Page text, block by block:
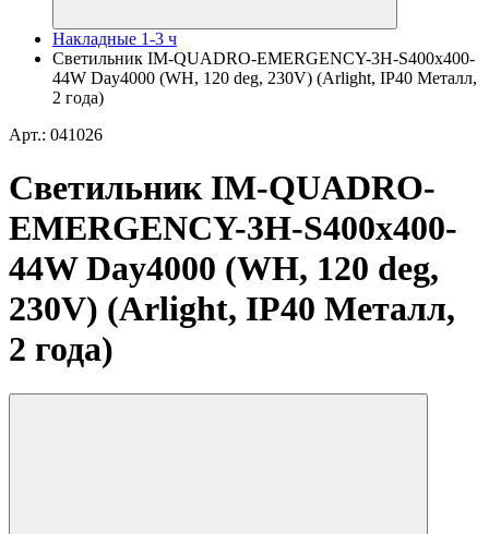
Накладные 1-3 ч
Светильник IM-QUADRO-EMERGENCY-3H-S400x400-
44W Day4000 (WH, 120 deg, 230V) (Arlight, IP40 Металл,
2 года)
Арт.: 041026
Светильник IM-QUADRO-
EMERGENCY-3H-S400x400-
44W Day4000 (WH, 120 deg,
230V) (Arlight, IP40 Металл,
2 года)